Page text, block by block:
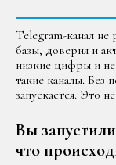
Telegram-канал не
базы, доверия и
низкие цифры и
такие каналы. Без
запускается. Это
Вы
что